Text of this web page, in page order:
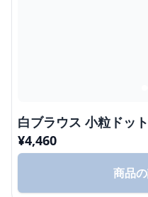
白ブラウス 小粒ドッ
¥4,460
商品